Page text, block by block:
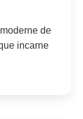
de
incarne